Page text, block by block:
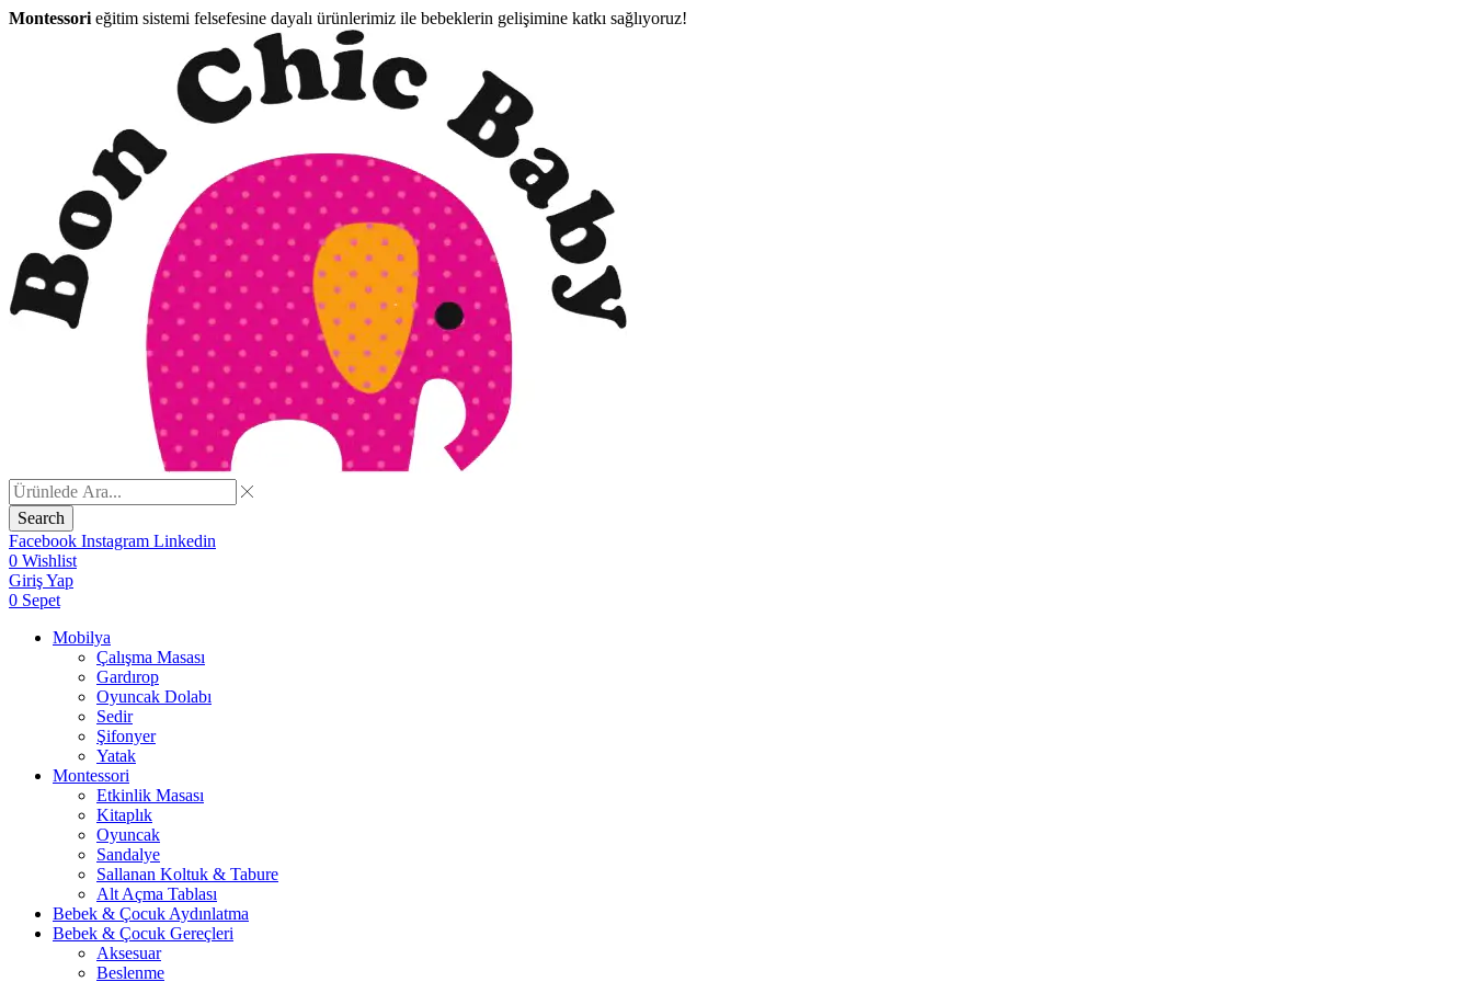
Montessori eğitim sistemi felsefesine dayalı ürünlerimiz ile bebeklerin gelişimine katkı sağlıyoruz!
Search
Facebook Instagram Linkedin
0 Wishlist
Giriş Yap
0 Sepet
Mobilya
Çalışma Masası
Gardırop
⁠Oyuncak Dolabı
Sedir
Şifonyer
Yatak
Montessori
Etkinlik Masası
Kitaplık
Oyuncak
Sandalye
Sallanan Koltuk & Tabure
Alt Açma Tablası
Bebek & Çocuk Aydınlatma
Bebek & Çocuk Gereçleri
Aksesuar
Beslenme